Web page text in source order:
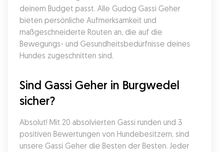
deinem Budget passt. Alle Gudog Gassi Geher
bieten persönliche Aufmerksamkeit und
maßgeschneiderte Routen an, die auf die
Bewegungs- und Gesundheitsbedürfnisse deines
Hundes zugeschnitten sind.
Sind Gassi Geher in Burgwedel
sicher?
Absolut! Mit 20 absolvierten Gassi runden und 3
positiven Bewertungen von Hundebesitzern, sind
unsere Gassi Geher die Besten der Besten. Jeder